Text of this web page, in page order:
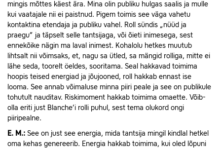
mingis mõttes käest ära. Mina olin publiku hulgas saalis ja mulle
kui vaatajale nii ei paistnud. Pigem toimis see väga vahetu
kontaktina etendaja ja publiku vahel. Roll sündis „nüüd ja
praegu” ja täpselt selle tantsijaga, või õieti inimesega, sest
ennekõike nägin ma laval inimest. Kohalolu hetkes muutub
lihtsalt nii võimsaks, et, nagu sa ütled, sa mängid rolliga, mitte ei
lähe seda, toorelt öeldes, sooritama. Seal hakkavad toimima
hoopis teised energiad ja jõujooned, roll hakkab ennast ise
looma. See annab võimaluse minna piiri peale ja see on publikule
tohutult nauditav. Riskimoment hakkab toimima omaette. Võib-
olla eriti just Blanche’i rolli puhul, sest tema olukord ongi
piiripealne.
E. M.: See on just see energia, mida tantsija mingil kindlal hetkel
oma kehas genereerib. Energia hakkab toimima, kui oled lõpuni